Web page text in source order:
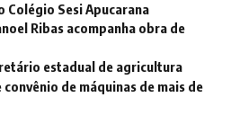
Sesi Apucarana
Ribas acompanha obra de
estadual de agricultura
de máquinas de mais de